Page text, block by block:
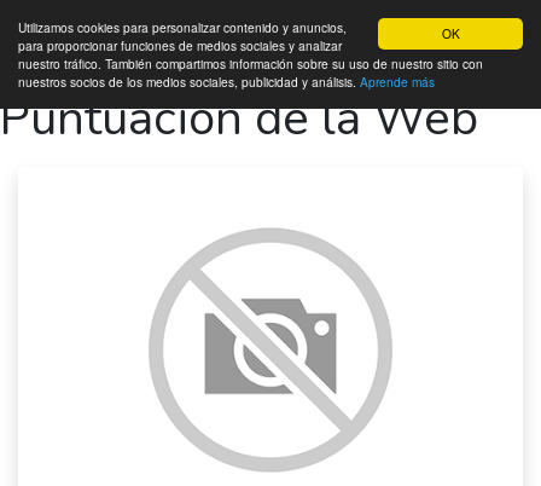
OK
Utilizamos cookies para personalizar contenido y anuncios,
para proporcionar funciones de medios sociales y analizar
nuestro tráfico. También compartimos información sobre su uso de nuestro sitio con
nuestros socios de los medios sociales, publicidad y análisis. Aprende más
InformesSEO
por @estegrafico
Puntuación de la Web